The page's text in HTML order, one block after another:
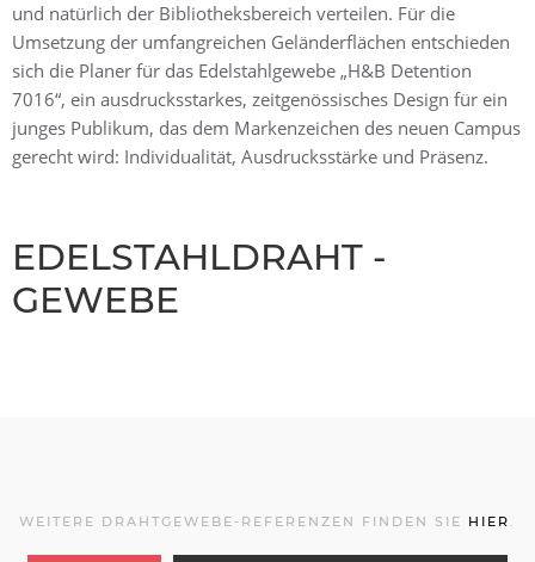
und natürlich der Bibliotheksbereich verteilen. Für die
Umsetzung der umfangreichen Geländerflächen entschieden
sich die Planer für das Edelstahlgewebe „H&B Detention
7016“, ein ausdrucksstarkes, zeitgenössisches Design für ein
junges Publikum, das dem Markenzeichen des neuen Campus
gerecht wird: Individualität, Ausdrucksstärke und Präsenz.
EDELSTAHLDRAHT -
GEWEBE
WEITERE DRAHTGEWEBE-REFERENZEN FINDEN SIE HIER